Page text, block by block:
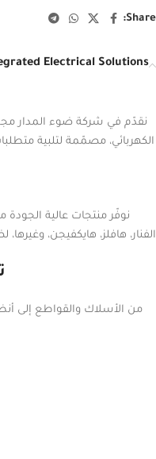
Share:
Electrical Solutions
نقدّم في شركة ضوء المدار
الكهربائي، مصمّمة لتلبية
الفنار، هافلز، هايكفيجن،
من الأسلاك والقواطع إلى